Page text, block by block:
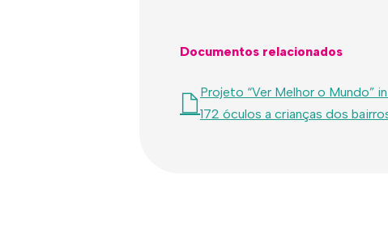
Documentos relacionados
Projeto “Ver Melhor o Mundo”
172 óculos a crianças dos